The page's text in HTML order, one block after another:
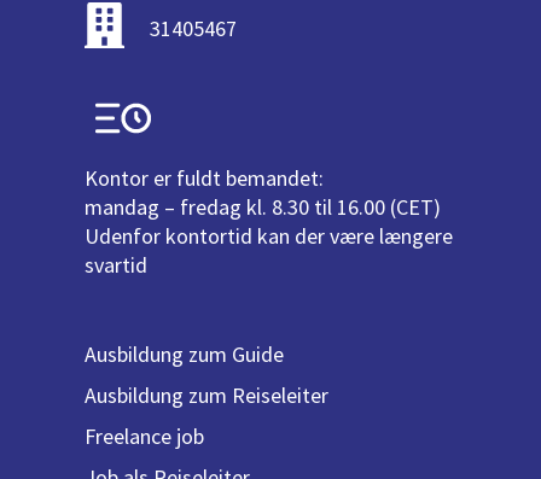
31405467
Kontor er fuldt bemandet:
mandag – fredag kl. 8.30 til 16.00 (CET)
Udenfor kontortid kan der være længere
svartid
Ausbildung zum Guide
Ausbildung zum Reiseleiter
Freelance job